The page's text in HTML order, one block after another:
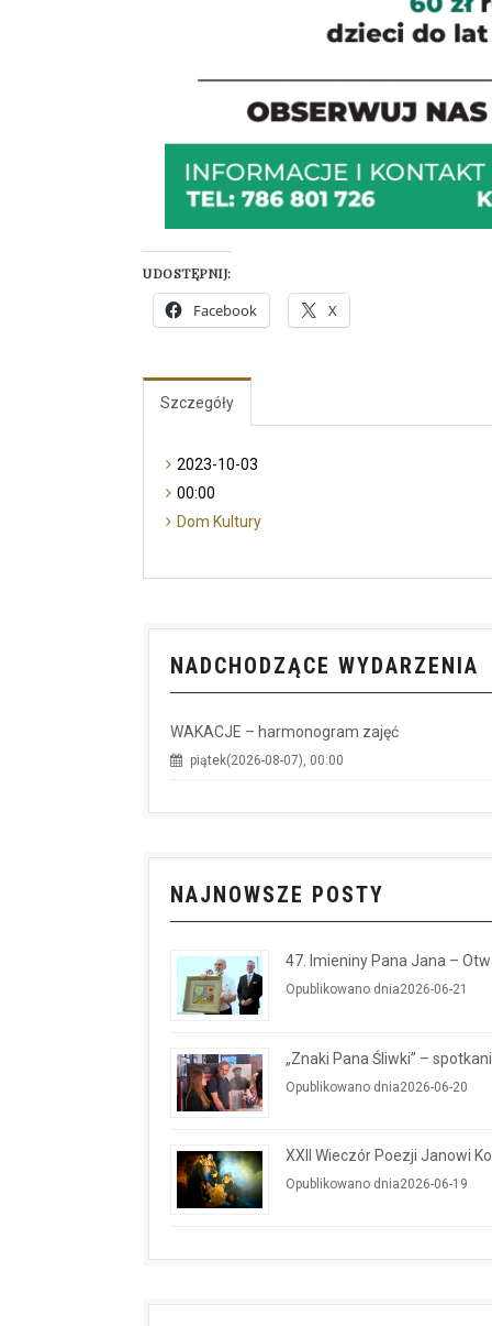
UDOSTĘPNIJ:
Facebook X
Szczegóły
2023-10-03
00:00
Dom Kultury
NADCHODZĄCE WYDARZENIA
WAKACJE – harmonogram zajęć
piątek(2026-08-07), 00:00
NAJNOWSZE POSTY
47. Imieniny Pana Jana –
Opublikowano dnia2026-06-21
„Znaki Pana Śliwki” –
Opublikowano dnia2026-06-20
XXII Wieczór Poezji Janowi
Opublikowano dnia2026-06-19